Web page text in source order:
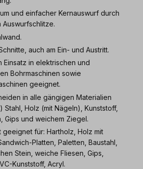
und einfacher Kernauswurf durch
auch am Ein- und Austritt.
Einsatz in elektrischen und
Bohrmaschinen sowie
geeignet.
in alle gängigen Materialien
Stahl, Holz (mit Nägeln), Kunststoff,
Gips und weichem Ziegel.
geeignet für: Hartholz, Holz mit
Platten, Paletten, Baustahl,
Stein, weiche Fliesen, Gips,
Kunststoff, Acryl.